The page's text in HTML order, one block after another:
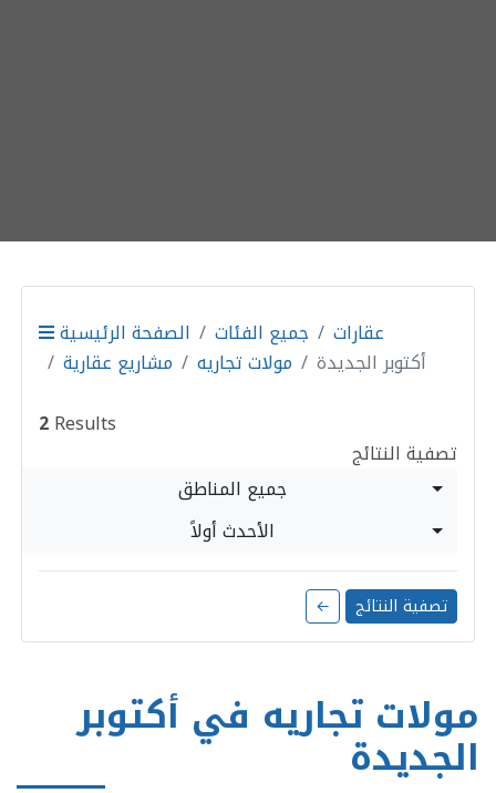
الصفحة الرئيسية جميع الفئات
عقارات
مشاريع عقارية
مولات تجاريه
أكتوبر الجديدة
2Results
تصفية النتائج
جميع المناطق
الأحدث أولاً
← تصفية النتائج
مولات تجاريه في أكتوبر
الجديدة